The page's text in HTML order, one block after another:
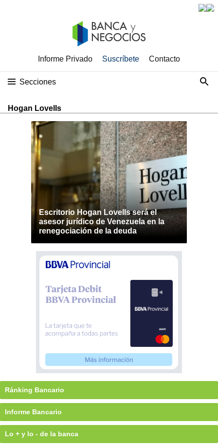
Informe Privado Suscríbete Contacto
Secciones
Hogan Lovells
Escritorio Hogan Lovells será el
asesor jurídico de Venezuela en la
renegociación de la deuda
Ránking Bancario
Informe Bancario
Lo + y lo - de la banca